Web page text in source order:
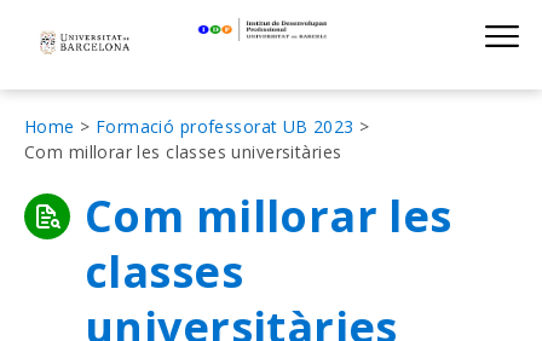
navigation
Institut de
Fil
d'Ariadna
Home
Formació professorat UB 2023
Com millorar les classes universitàries
Com millorar les
classes
universitàries